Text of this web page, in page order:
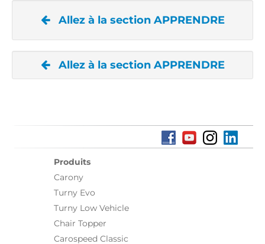
Allez à la section APPRENDRE
Allez à la section APPRENDRE
Produits
Carony
Turny Evo
Turny Low Vehicle
Chair Topper
Carospeed Classic